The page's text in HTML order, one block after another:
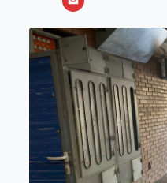
e
I
s
A
p
a